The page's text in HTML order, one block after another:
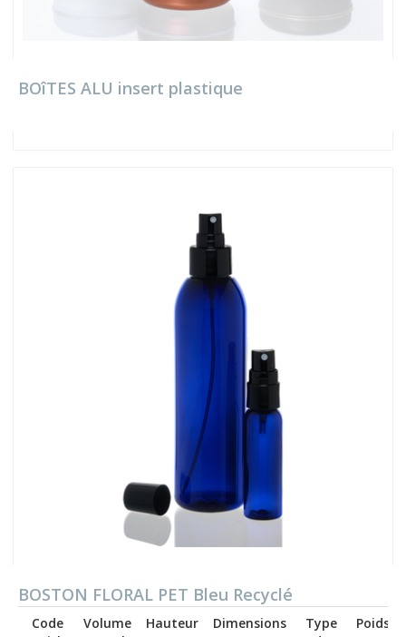
BOîTES ALU insert plastique
BOSTON FLORAL PET Bleu Recyclé
Code
Volume
Hauteur
Dimensions
Type
Poids